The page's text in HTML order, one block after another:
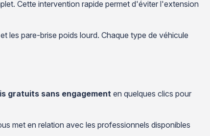
Cette intervention rapide permet d'éviter l'extension
les pare-brise poids lourd. Chaque type de véhicule
gratuits sans engagement en quelques clics pour
met en relation avec les professionnels disponibles